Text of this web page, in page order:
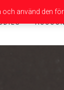
använd den